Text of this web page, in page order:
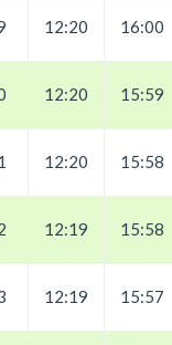
12:20 16:00
12:20 15:59
12:20 15:58
12:19 15:58
12:19 15:57